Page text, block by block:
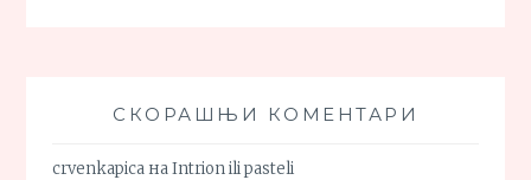
СКОРАШЊИ КОМЕНТАРИ
crvenkapica наIntrion ili pasteli